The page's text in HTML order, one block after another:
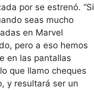
por se estrenó. “Si
seas mucho
en Marvel
pero a eso hemos
en las pantallas
que llamo cheques
y resultará ser un